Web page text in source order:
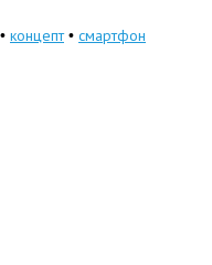
• концепт• смартфон